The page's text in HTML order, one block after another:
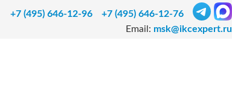
+7 (495) 646-12-96
+7 (495) 646-12-76
Email: msk@ikcexpert.ru